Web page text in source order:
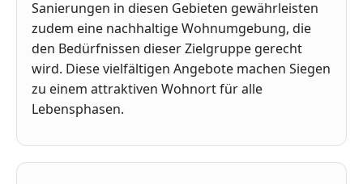
Sanierungen in diesen Gebieten gewährleisten
zudem eine nachhaltige Wohnumgebung, die
den Bedürfnissen dieser Zielgruppe gerecht
wird. Diese vielfältigen Angebote machen Siegen
zu einem attraktiven Wohnort für alle
Lebensphasen.